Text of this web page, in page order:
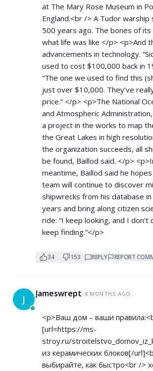
at The Mary Rose Museum in
England.<br /> A Tudor warship
500 years ago. The bones of
what life was like </p> <p>And
advancements in technology.
used to cost $100,000 back in
“The one we used to find this
just over $10,000. They’ve
price.” </p> <p>The National
and Atmospheric
a project in the works to map
the Great Lakes in high
the organization succeeds, all
be found, Baillod said. </p>
meantime, Baillod said he
team will continue to discover
shipwrecks from his database
years and bring along citizen
ride: “I keep looking, and I don’t
keep finding.”</p>
34 153 REPLY REPORT
J Jameswrept 8 MONTHS AGO
<p>Ваш дом – ваши
[url=https://ms-
stroy.ru/
из керамических блоков[/
выбирайте, как быстро<br />